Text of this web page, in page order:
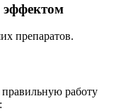
препаратов.
работу